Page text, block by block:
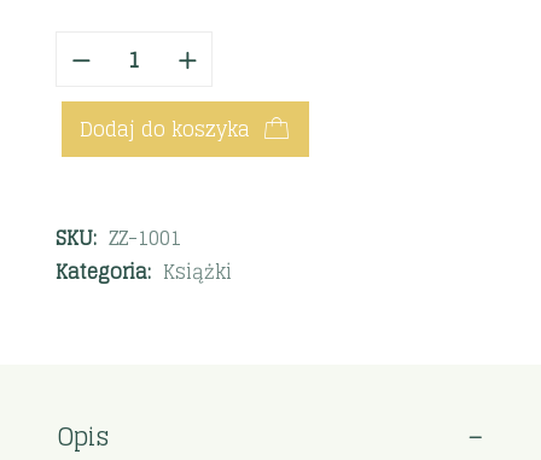
Dodaj do koszyka
SKU: ZZ-1001
Kategoria: Książki
Opis